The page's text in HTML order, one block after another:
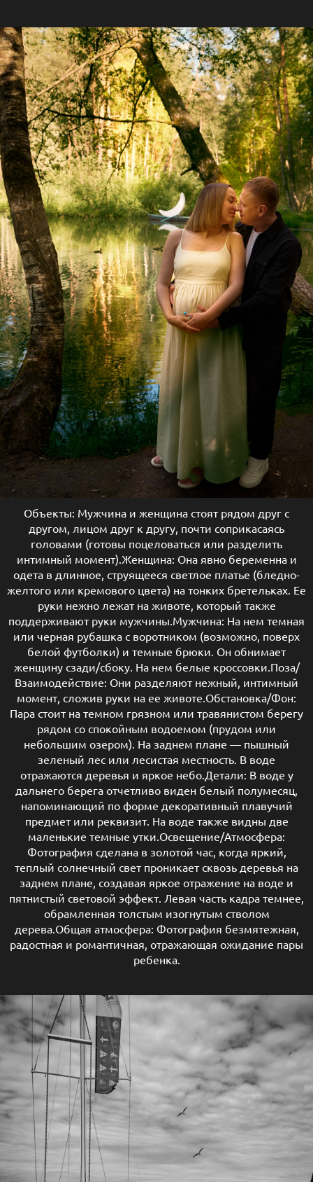
Объекты: Мужчина и женщина стоят рядом друг с
другом, лицом друг к другу, почти соприкасаясь
головами (готовы поцеловаться или разделить
интимный момент).Женщина: Она явно беременна и
одета в длинное, струящееся светлое платье (бледно-
желтого или кремового цвета) на тонких бретельках. Ее
руки нежно лежат на животе, который также
поддерживают руки мужчины.Мужчина: На нем темная
или черная рубашка с воротником (возможно, поверх
белой футболки) и темные брюки. Он обнимает
женщину сзади/сбоку. На нем белые кроссовки.Поза/
Взаимодействие: Они разделяют нежный, интимный
момент, сложив руки на ее животе.Обстановка/Фон:
Пара стоит на темном грязном или травянистом берегу
рядом со спокойным водоемом (прудом или
небольшим озером). На заднем плане — пышный
зеленый лес или лесистая местность. В воде
отражаются деревья и яркое небо.Детали: В воде у
дальнего берега отчетливо виден белый полумесяц,
напоминающий по форме декоративный плавучий
предмет или реквизит. На воде также видны две
маленькие темные утки.Освещение/Атмосфера:
Фотография сделана в золотой час, когда яркий,
теплый солнечный свет проникает сквозь деревья на
заднем плане, создавая яркое отражение на воде и
пятнистый световой эффект. Левая часть кадра темнее,
обрамленная толстым изогнутым стволом
дерева.Общая атмосфера: Фотография безмятежная,
радостная и романтичная, отражающая ожидание пары
ребенка.